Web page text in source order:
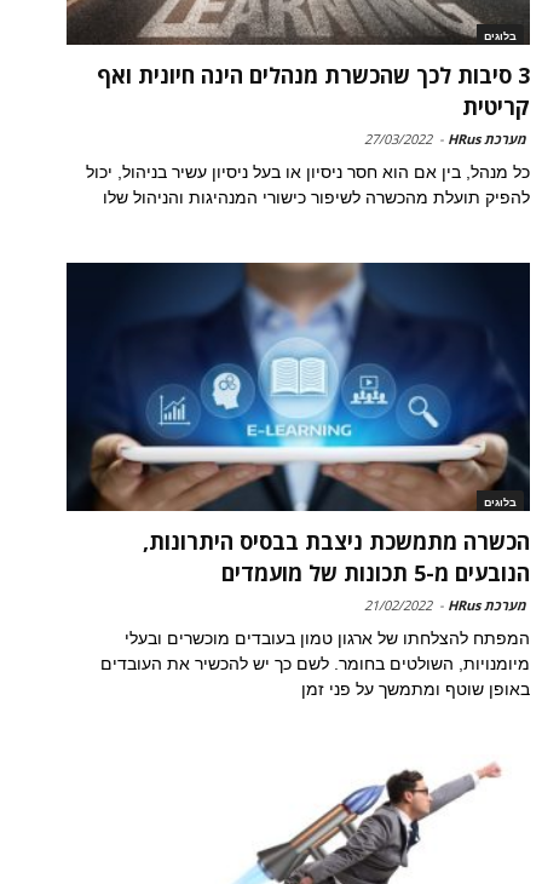
בלוגים
3 סיבות לכך שהכשרת מנהלים הינה חיונית ואף
קריטית
מערכת HRus -
27/03/2022
כל מנהל, בין אם הוא חסר ניסיון או בעל ניסיון עשיר בניהול, יכול
להפיק תועלת מהכשרה לשיפור כישורי המנהיגות והניהול שלו
בלוגים
הכשרה מתמשכת ניצבת בבסיס היתרונות,
הנובעים מ-5 תכונות של מועמדים
מערכת HRus -
21/02/2022
המפתח להצלחתו של ארגון טמון בעובדים מוכשרים ובעלי
מיומנויות, השולטים בחומר. לשם כך יש להכשיר את העובדים
באופן שוטף ומתמשך על פני זמן